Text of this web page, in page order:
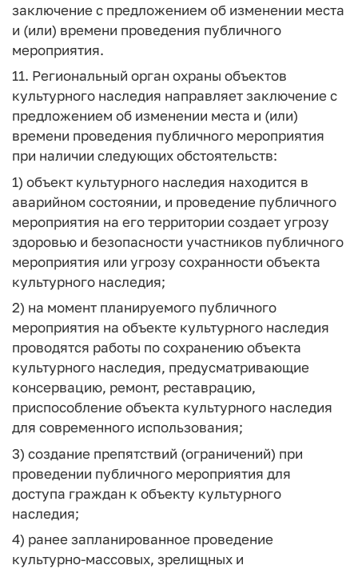
заключение с предложением об изменении места
и (или) времени проведения публичного
мероприятия.
11. Региональный орган охраны объектов
культурного наследия направляет заключение с
предложением об изменении места и (или)
времени проведения публичного мероприятия
при наличии следующих обстоятельств:
1) объект культурного наследия находится в
аварийном состоянии, и проведение публичного
мероприятия на его территории создает угрозу
здоровью и безопасности участников публичного
мероприятия или угрозу сохранности объекта
культурного наследия;
2) на момент планируемого публичного
мероприятия на объекте культурного наследия
проводятся работы по сохранению объекта
культурного наследия, предусматривающие
консервацию, ремонт, реставрацию,
приспособление объекта культурного наследия
для современного использования;
3) создание препятствий (ограничений) при
проведении публичного мероприятия для
доступа граждан к объекту культурного
наследия;
4) ранее запланированное проведение
культурно-массовых, зрелищных и